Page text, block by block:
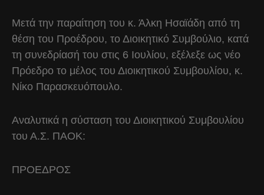
Μετά την παραίτηση του κ. Άλκη Ησαϊάδη από τη
θέση του Προέδρου, το Διοικητικό Συμβούλιο, κατά
τη συνεδρίασή του στις 6 Ιουλίου, εξέλεξε ως νέο
Πρόεδρο το μέλος του Διοικητικού Συμβουλίου, κ.
Νίκο Παρασκευόπουλο.
Αναλυτικά η σύσταση του Διοικητικού Συμβουλίου
του Α.Σ. ΠΑΟΚ:
ΠΡΟΕΔΡΟΣ